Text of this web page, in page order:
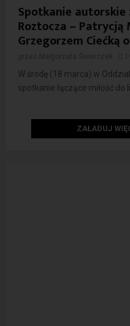
Spotkanie autorskie
Roztocza – Patrycją
Grzegorzem Ciećką
W środę (18 marca) w
spotkanie łączące miłość do
ZAŁADUJ